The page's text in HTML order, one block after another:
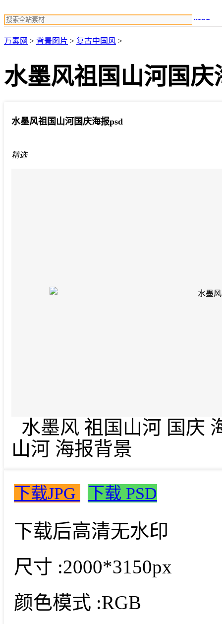
万素网 > 背景图片 > 复古中国风 >
水墨风祖国山河国庆
水墨风祖国山河国庆海报psd
精选
水墨风 祖国山河 国庆
山河 海报背景
下载JPG 下载 PSD
下载后高清无水印
尺寸 :2000*3150px
颜色模式 :RGB